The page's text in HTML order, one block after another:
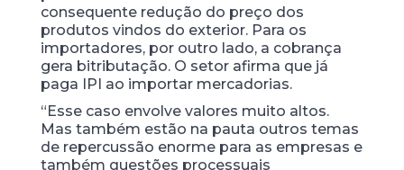
consequente redução do preço dos
produtos vindos do exterior. Para os
importadores, por outro lado, a cobrança
gera bitributação. O setor afirma que já
paga IPI ao importar mercadorias.
“Esse caso envolve valores muito altos.
Mas também estão na pauta outros temas
de repercussão enorme para as empresas e
também questões processuais